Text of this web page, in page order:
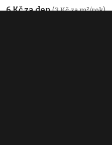
6 Kč za den(3 Kč za m²/rok)